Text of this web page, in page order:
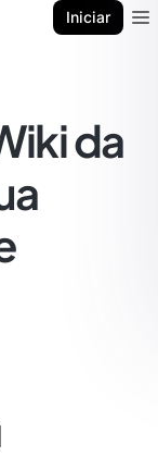
Iniciar
da